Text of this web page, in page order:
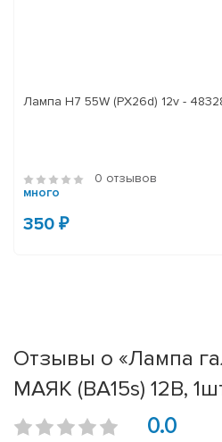
Лампа H7 55W (PX26d) 12v -
0 отзывов
много
350 ₽
Отзывы о «Лампа
МАЯК (BA15s) 12В,
0.0